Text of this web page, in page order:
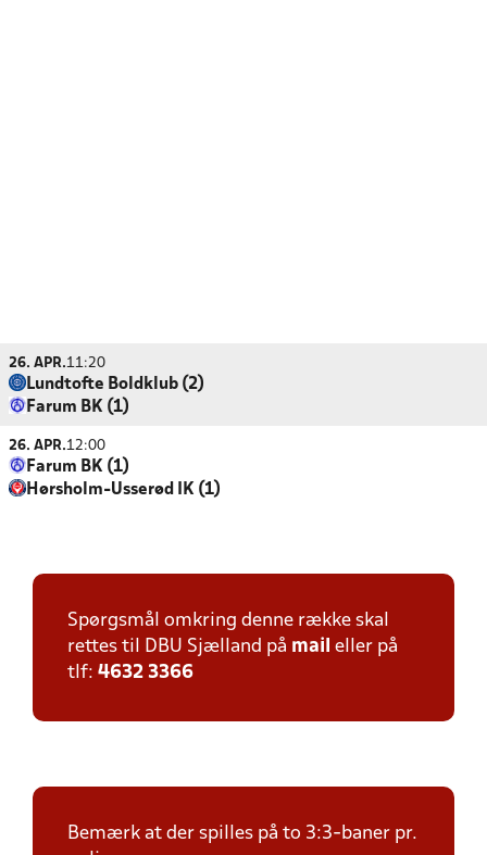
26. APR.11:20
Lundtofte Boldklub (2)
Farum BK (1)
26. APR.12:00
Farum BK (1)
Hørsholm-Usserød IK (1)
Spørgsmål omkring denne række skal
rettes til DBU Sjælland på mail eller på
tlf: 4632 3366
Bemærk at der spilles på to 3:3-baner pr.